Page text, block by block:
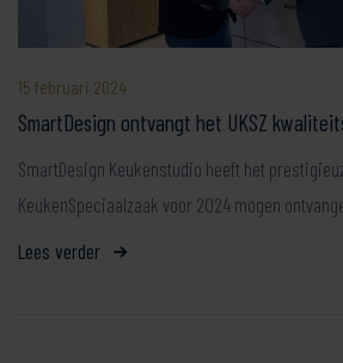
15 februari 2024
SmartDesign ontvangt het UKSZ
SmartDesign Keukenstudio heeft het
KeukenSpeciaalzaak voor 2024 mogen
Lees verder